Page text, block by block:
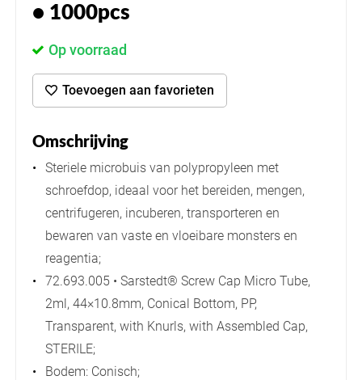
• 1000pcs
Op voorraad
Toevoegen aan favorieten
Omschrijving
Steriele microbuis van polypropyleen met
schroefdop, ideaal voor het bereiden, mengen,
centrifugeren, incuberen, transporteren en
bewaren van vaste en vloeibare monsters en
reagentia;
72.693.005 • Sarstedt® Screw Cap Micro Tube,
2ml, 44×10.8mm, Conical Bottom, PP,
Transparent, with Knurls, with Assembled Cap,
STERILE;
Bodem: Conisch;